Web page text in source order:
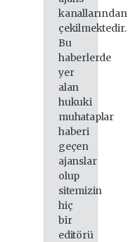
kanallarından
çekilmektedir.
Bu
haberlerde
yer
alan
hukuki
muhataplar
haberi
geçen
ajanslar
olup
sitemizin
hiç
bir
editörü